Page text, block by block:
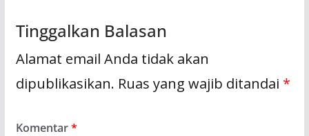
Tinggalkan Balasan
Alamat email Anda tidak akan
dipublikasikan. Ruas yang wajib ditandai *
Komentar*